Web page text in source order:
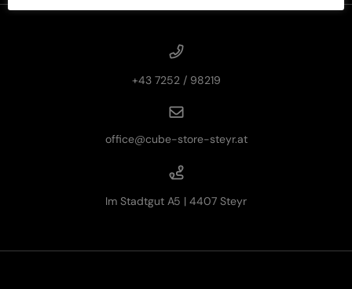
+43 7252 / 98219
office@cube-store-steyr.at
Im Stadtgut A5 | 4407 Steyr